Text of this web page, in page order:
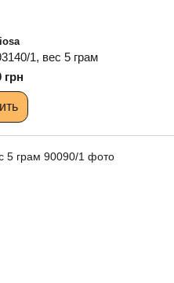
1, вес 5 грам
грн